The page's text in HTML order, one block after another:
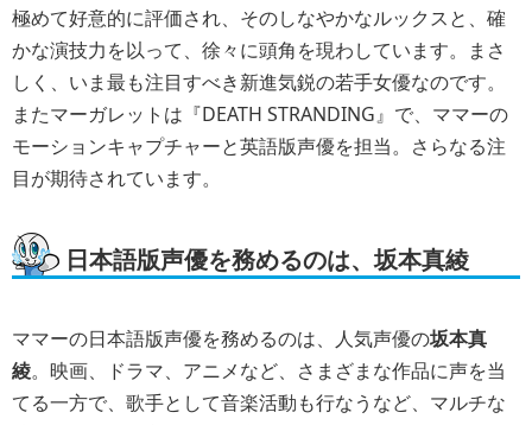
極めて好意的に評価され、そのしなやかなルックスと、確
かな演技力を以って、徐々に頭角を現わしています。まさ
しく、いま最も注目すべき新進気鋭の若手女優なのです。
またマーガレットは『DEATH STRANDING』で、ママーの
モーションキャプチャーと英語版声優を担当。さらなる注
目が期待されています。
日本語版声優を務めるのは、坂本真綾
ママーの日本語版声優を務めるのは、人気声優の坂本真
綾。映画、ドラマ、アニメなど、さまざまな作品に声を当
てる一方で、歌手として音楽活動も行なうなど、マルチな